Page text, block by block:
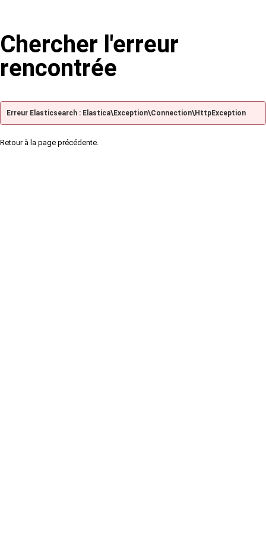
Chercher l'erreur
rencontrée
Erreur Elasticsearch : Elastica\Exception\Connection\HttpException
Retour à la page précédente.